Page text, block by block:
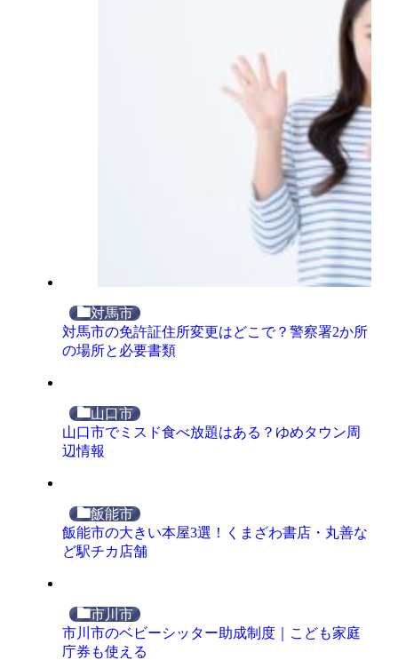
対馬市
対馬市の免許証住所変更はどこで？警察署2か所
の場所と必要書類
山口市
山口市でミスド食べ放題はある？ゆめタウン周
辺情報
飯能市
飯能市の大きい本屋3選！くまざわ書店・丸善な
ど駅チカ店舗
市川市
市川市のベビーシッター助成制度｜こども家庭
庁券も使える